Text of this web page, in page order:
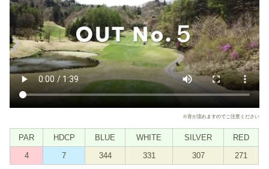
※音が流れますのでご注意ください
PAR HDCP BLUE WHITE SILVER
RED
4
7 344 331 307 271